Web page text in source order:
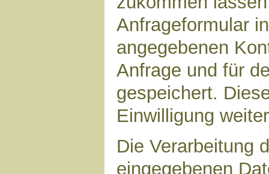
Anfrageformular
angegebenen
Anfrage und für
gespeichert.
Einwilligung
Die Verarbeitung
eingegebenen